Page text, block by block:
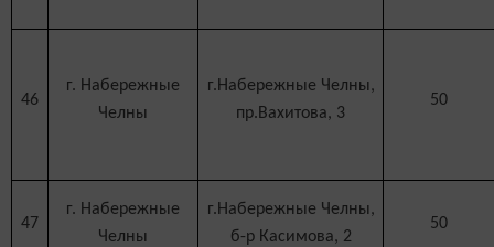
46
г. Набережные
Челны
г.Набережные Челны,
пр.Вахитова, 3
50
47
г. Набережные
Челны
г.Набережные Челны,
б-р Касимова, 2
50